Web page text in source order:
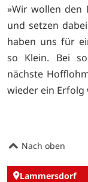
»Wir wollen den
und setzen
haben uns für
so Klein. Bei
nächste
wieder ein Erfolg
Nach oben
Lammersdorf